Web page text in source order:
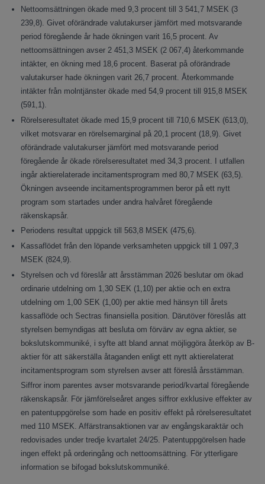
Nettoomsättningen ökade med 9,3 procent till 3 541,7 MSEK (3
239,8). Givet oförändrade valutakurser jämfört med motsvarande
period föregående år hade ökningen varit 16,5 procent. Av
nettoomsättningen avser 2 451,3 MSEK (2 067,4) återkommande
intäkter, en ökning med 18,6 procent. Baserat på oförändrade
valutakurser hade ökningen varit 26,7 procent. Återkommande
intäkter från molntjänster ökade med 54,9 procent till 915,8 MSEK
(591,1).
Rörelseresultatet ökade med 15,9 procent till 710,6 MSEK (613,0),
vilket motsvarar en rörelsemarginal på 20,1 procent (18,9). Givet
oförändrade valutakurser jämfört med motsvarande period
föregående år ökade rörelseresultatet med 34,3 procent. I utfallen
ingår aktierelaterade incitamentsprogram med 80,7 MSEK (63,5).
Ökningen avseende incitamentsprogrammen beror på ett nytt
program som startades under andra halvåret föregående
räkenskapsår.
Periodens resultat uppgick till 563,8 MSEK (475,6).
Kassaflödet från den löpande verksamheten uppgick till 1 097,3
MSEK (824,9).
Styrelsen och vd föreslår att årsstämman 2026 beslutar om ökad
ordinarie utdelning om 1,30 SEK (1,10) per aktie och en extra
utdelning om 1,00 SEK (1,00) per aktie med hänsyn till årets
kassaflöde och Sectras finansiella position. Därutöver föreslås att
styrelsen bemyndigas att besluta om förvärv av egna aktier, se
bokslutskommuniké, i syfte att bland annat möjliggöra återköp av B-
aktier för att säkerställa åtaganden enligt ett nytt aktierelaterat
incitamentsprogram som styrelsen avser att föreslå årsstämman.
Siffror inom parentes avser motsvarande period/kvartal föregående
räkenskapsår. För jämförelseåret anges siffror exklusive effekter av
en patentuppgörelse som hade en positiv effekt på rörelseresultatet
med 110 MSEK. Affärstransaktionen var av engångskaraktär och
redovisades under tredje kvartalet 24/25. Patentuppgörelsen hade
ingen effekt på orderingång och nettoomsättning. För ytterligare
information se bifogad bokslutskommuniké.